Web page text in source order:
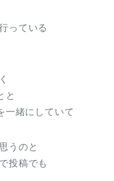
っている
と
一緒にしていて
うのと
投稿でも